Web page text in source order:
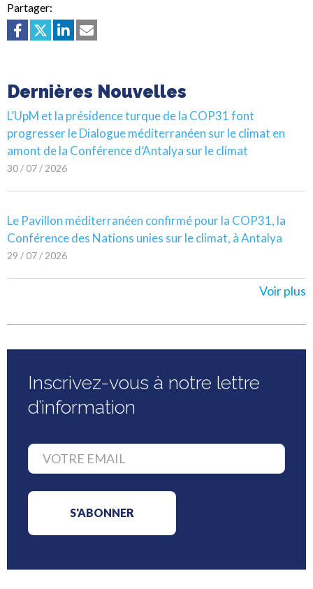
Partager:
Dernières Nouvelles
L’UpM et la présidence turque de la COP31 font
progresser le Dialogue méditerranéen sur le climat en
amont de la Conférence d’Antalya sur le climat
30 / 07 / 2026
Le Pavillon méditerranéen confirmé pour la COP31, la
Conférence des Nations unies sur le climat, à Antalya
29 / 07 / 2026
Voir plus
Inscrivez-vous à notre lettre
d’information